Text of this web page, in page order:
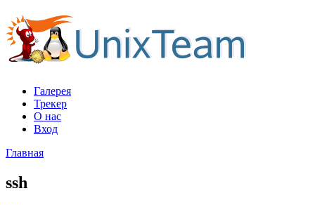
Галерея
Трекер
О нас
Вход
Главная
ssh